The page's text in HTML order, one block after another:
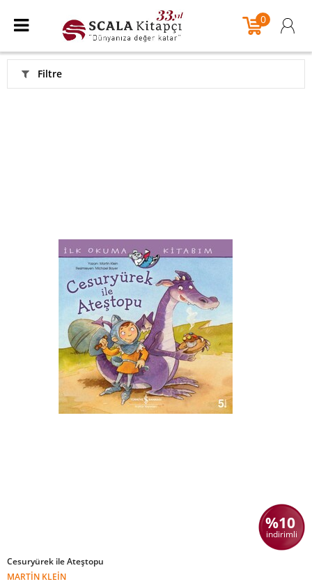
0
Filtre
%10
indirimli
Cesuryürek ile Ateştopu
MARTIN KLEIN